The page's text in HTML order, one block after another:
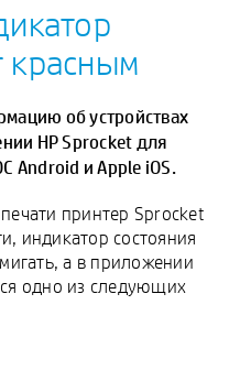
красным
об устройствах
HP Sprocket для
Android и Apple iOS.
принтер Sprocket
индикатор состояния
а в приложении
одно из следующих